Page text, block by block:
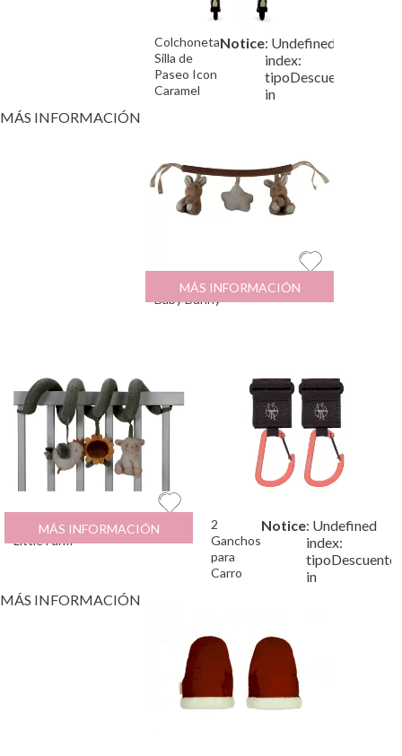
Colchoneta
Silla de
Paseo Icon
Caramel
Notice: Undefined
index:
tipoDescuento
in
MÁS INFORMACIÓN
Cadena para Carrito
Baby Bunny
17.95
MÁS INFORMACIÓN
Espiral de Actividades
Little Farm
21.95
MÁS INFORMACIÓN
2
Ganchos
para
Carro
Notice: Undefined
index:
tipoDescuento
in
MÁS INFORMACIÓN